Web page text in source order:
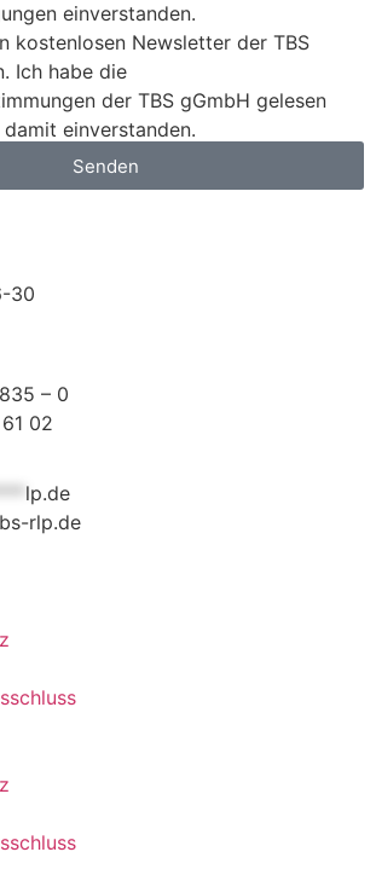
einverstanden.
kostenlosen Newsletter der TBS
Ich habe die
der TBS gGmbH gelesen
einverstanden.
Senden
30
– 0
02
lp.de
rlp.de